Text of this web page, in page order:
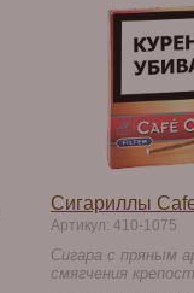
Сигариллы
Артикул: 410-1075
Сигара с пряным
смягчения